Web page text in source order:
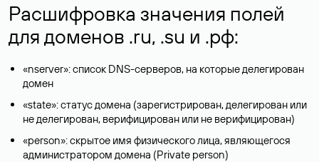
Расшифровка значения полей
для доменов .ru, .su и .рф:
«nserver»: список DNS-серверов, на которые делегирован
домен
«state»: статус домена (зарегистрирован, делегирован или
не делегирован, верифицирован или не верифицирован)
«person»: скрытое имя физического лица, являющегося
администратором домена (Privatе person)